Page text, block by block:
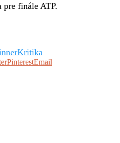
pre finále ATP.
Kritika
PinterestEmail